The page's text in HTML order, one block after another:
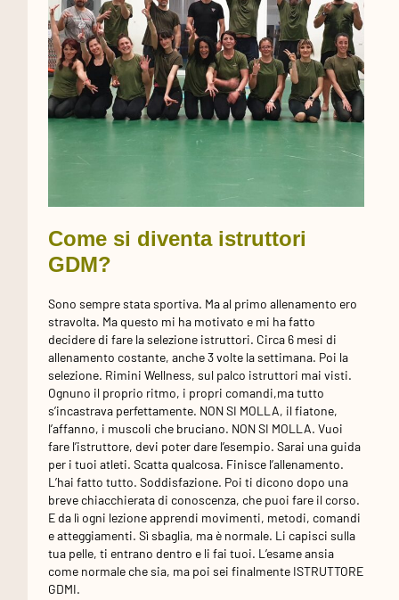
Come si diventa istruttori
GDM?
Sono sempre stata sportiva. Ma al primo allenamento ero
stravolta. Ma questo mi ha motivato e mi ha fatto
decidere di fare la selezione istruttori. Circa 6 mesi di
allenamento costante, anche 3 volte la settimana. Poi la
selezione. Rimini Wellness, sul palco istruttori mai visti.
Ognuno il proprio ritmo, i propri comandi,ma tutto
s’incastrava perfettamente. NON SI MOLLA, il fiatone,
l’affanno, i muscoli che bruciano. NON SI MOLLA. Vuoi
fare l’istruttore, devi poter dare l’esempio. Sarai una guida
per i tuoi atleti. Scatta qualcosa. Finisce l’allenamento.
L’hai fatto tutto. Soddisfazione. Poi ti dicono dopo una
breve chiacchierata di conoscenza, che puoi fare il corso.
E da lì ogni lezione apprendi movimenti, metodi, comandi
e atteggiamenti. Sì sbaglia, ma è normale. Li capisci sulla
tua pelle, ti entrano dentro e li fai tuoi. L’esame ansia
come normale che sia, ma poi sei finalmente ISTRUTTORE
GDMI.